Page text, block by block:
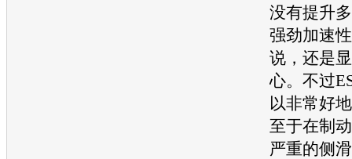
没有提升
强劲加速
说，还是
心。不过
以非常好
至于在制
严重的侧